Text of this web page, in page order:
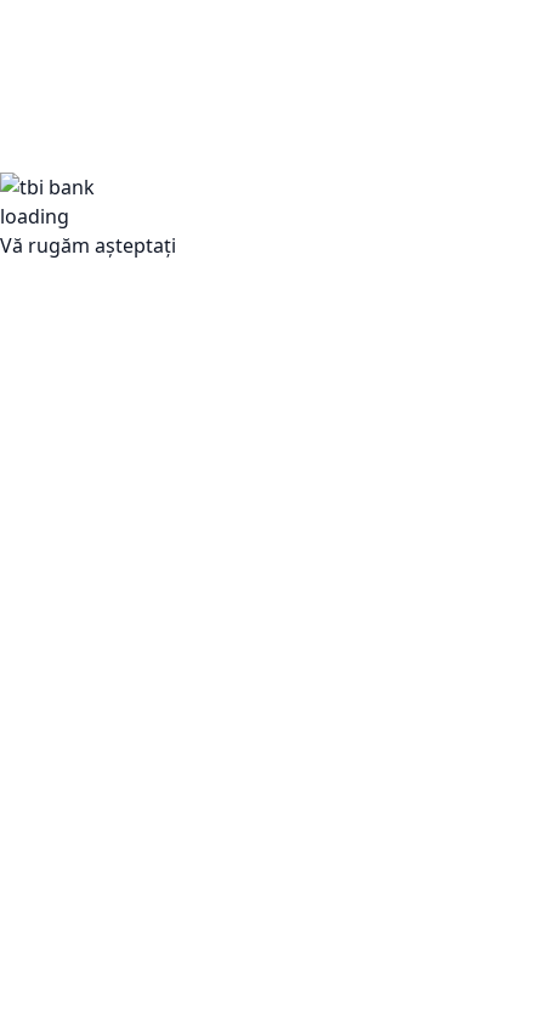
Vă rugăm așteptați